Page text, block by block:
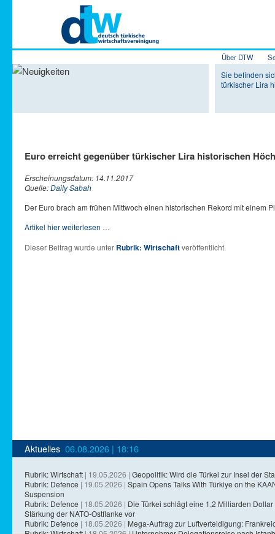
Zum Inhalt
Zum
Über DTW
Sie befinden
türkischer Lira
Euro erreicht gegenüber türkischer Lira historischen
Erscheinungsdatum: 14.11.2017
Quelle:Daily Sabah
Der Euro brach am frühen Mittwoch einen historischen Rekord mit einem
Artikel hier weiterlesen …
Dieser Beitrag wurde unter Rubrik: Wirtschaftveröffentlicht.
Aktuelles 06.08.2026 | 18:16
Rubrik: Wirtschaft | 19.05.2026 | Geopolitik: Wird die Türkei zur Insel der
Rubrik: Defence | 19.05.2026 | Spain Opens Talks With Türkiye on the
Suspension
Rubrik: Defence | 18.05.2026 | Die Türkei schlägt eine 1,2 Milliarden
Stärkung der NATO-Ostflanke vor
Rubrik: Defence | 18.05.2026 | Mega-Auftrag zur Luftverteidigung: